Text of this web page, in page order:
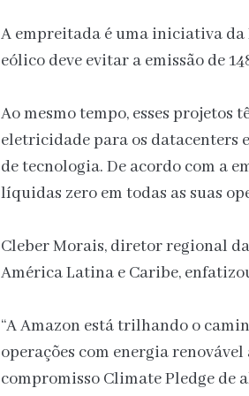
A empreitada é uma iniciativa da
eólico deve evitar a emissão de
Ao mesmo tempo, esses projetos
eletricidade para os datacenters
de tecnologia. De acordo com a
líquidas zero em todas as suas
Cleber Morais, diretor regional
América Latina e Caribe,
“A Amazon está trilhando o
operações com energia
compromisso Climate Pledge de